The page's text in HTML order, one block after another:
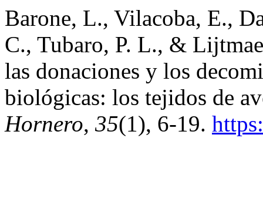
Barone, L., Vilacoba, E.,
C., Tubaro, P. L., &
las donaciones y los
biológicas: los tejidos de
Hornero, 35(1), 6-19.